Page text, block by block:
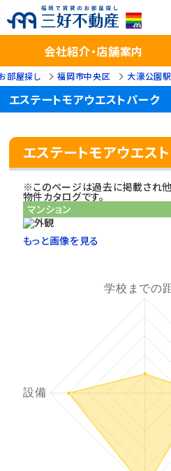
会社紹介・店舗案内
部屋探し 福岡市中央区 大濠公園駅
エステートモアウエストパーク
エステートモアウエス
※このページは過去に掲載され
物件カタログです。
マンション
もっと画像を見る